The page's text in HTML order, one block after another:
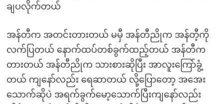
ချပလိုက်တယ်
အန်တီက အတင်းတားတယ် မမှီ အန်တီညိုက အန်တီ့ကို
လက်ပြတယ် နောက်ထပ်တစ်ခွက်ထည့်တယ် အန်တီက
တားတယ် အန်တီညိုက သားစားဆိုပြီး အာလူးကြော်ခွံ့
တယ် ကျနော်လည်း ရေဆာတယ် လို့ပြောတော့ အအေး
သောက်ဆိုပဲ အရက်ခွက်မော့သောက်ပြီးကျနော်လည်း